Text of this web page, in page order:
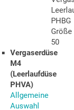
PHBG
Größe
50
Vergaserdüse
M4
(Leerlaufdüse
PHVA)
Allgemeine
Auswahl